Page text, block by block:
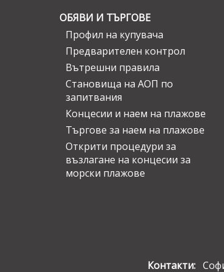
ОБЯВИ И ТЪРГОВЕ
Профил на купувача
Предварителен контрол
Вътрешни правила
Становища на АОП по
запитвания
Концесии и наем на плажове
Търгове за наем на плажове
Открити процедури за
възлагане на концесии за
морски плажове
Контакти: